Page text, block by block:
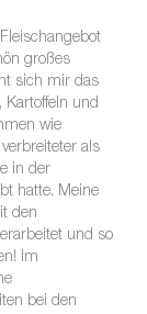
großes
sich mir das
Kartoffeln und
wie
als
in der
hatte. Meine
den
und so
Im
bei den